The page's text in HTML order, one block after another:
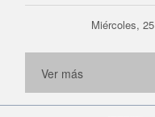
Miércoles,
Ver más